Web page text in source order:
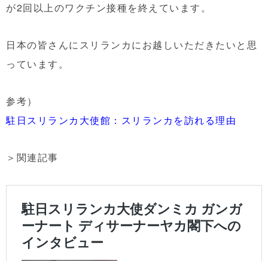
が2回以上のワクチン接種を終えています。
日本の皆さんにスリランカにお越しいただきたいと思
っています。
参考）
駐日スリランカ大使館：スリランカを訪れる理由
＞関連記事